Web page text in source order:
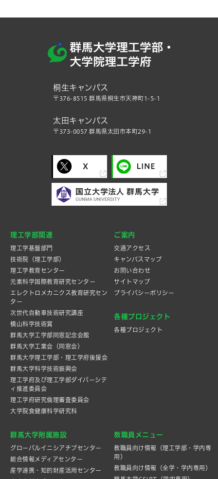
桐生キャンパス
〒376-8515 群馬県桐生市天神町1-5-1
太田キャンパス
〒373-0057 群馬県太田市本町29-1
理工学部関連
理工学基盤部門
技術院（理工学部）
理工学教育センター
元素科学国際教育研究センター
エレクトロメカニクス教育研究セン
ター
次世代自動車技術研究講座
横山科学技術賞
群馬大学工学部同窓記念会館
群馬大学工業会（同窓会）
群馬大学理工学部・理工学府後援会
群馬大学科学技術振興会
理工学府及び理工学部ダイバーシテ
ィ推進委員会
理工学府研究倫理審査委員会
大学院食健康科学研究科
ご案内
交通アクセス
キャンパスマップ
お問い合わせ
サイトマップ
プライバシーポリシー
各種プロジェクト
各種プロジェクト
群馬大学附属施設
グローバルイニシアチブセンター
総合情報メディアセンター
産学連携・知的財産活⽤センター
教職員メニュー
教職員向け情報（理工学部・学内専
用）
教職員向け情報（全学・学内専用）